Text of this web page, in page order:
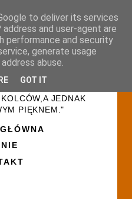
JEDNAK
PIĘKNEM."
to deliver its services
and user-agent are
performance and security
generate usage
abuse.
GOT IT